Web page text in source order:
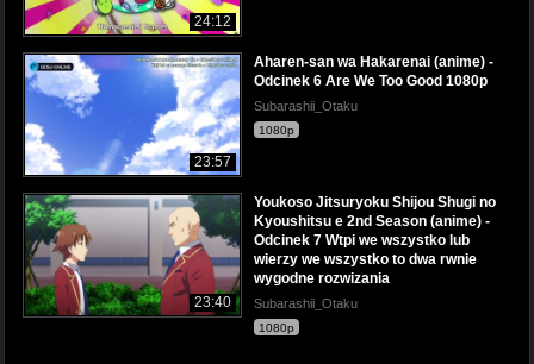
24:12
23:57
Aharen-san wa Hakarenai (anime) -
Odcinek 6 Are We Too Good 1080p
Subarashii_Otaku
1080p
23:40
Youkoso Jitsuryoku Shijou Shugi no
Kyoushitsu e 2nd Season (anime) -
Odcinek 7 Wtpi we wszystko lub
wierzy we wszystko to dwa rwnie
wygodne rozwizania
Subarashii_Otaku
1080p